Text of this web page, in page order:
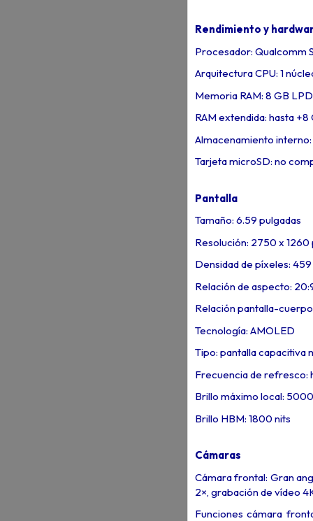
Rendimiento y
Procesador: Qualcomm
Arquitectura CPU: 1
Memoria RAM: 8 GB
RAM extendida: hasta +8
Almacenamiento interno:
Tarjeta microSD: no
Pantalla
Tamaño: 6.59 pulgadas
Resolución: 2750 x 1260
Densidad de píxeles:
Relación de aspecto:
Relación pantalla-
Tecnología: AMOLED
Tipo: pantalla capacitiva
Frecuencia de refresco:
Brillo máximo local:
Brillo HBM: 1800 nits
Cámaras
Cámara frontal: Gran
2×, grabación de vídeo
Funciones cámara